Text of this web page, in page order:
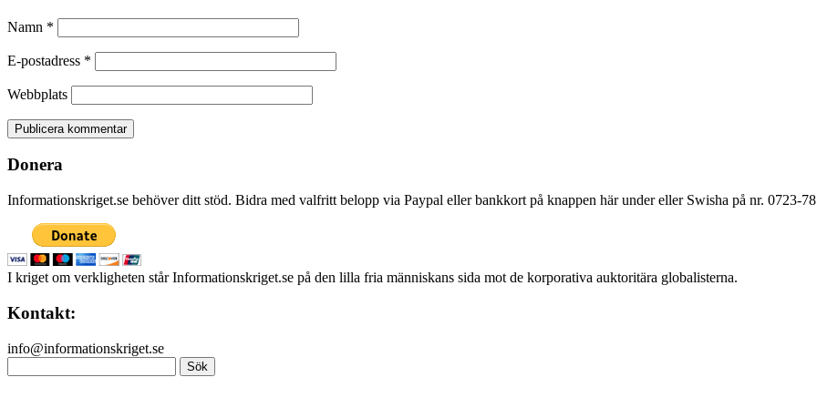
Namn *
E-postadress *
Webbplats
Donera
Informationskriget.se behöver ditt stöd. Bidra med valfritt belopp via Paypal eller bankkort på knappen här under eller Swisha på nr. 0723-
I kriget om verkligheten står Informationskriget.se på den lilla fria människans sida mot de korporativa auktoritära globalisterna.
Kontakt:
info@informationskriget.se
efter: